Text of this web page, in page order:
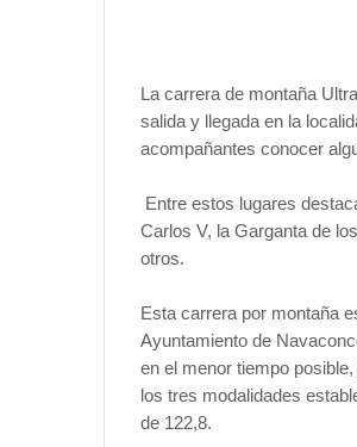
La carrera de montaña
salida y llegada en la
acompañantes conocer
Entre estos lugares
Carlos V, la Garganta de
otros.
Esta carrera por montaña
Ayuntamiento de
en el menor tiempo
los tres modalidades
de 122,8.